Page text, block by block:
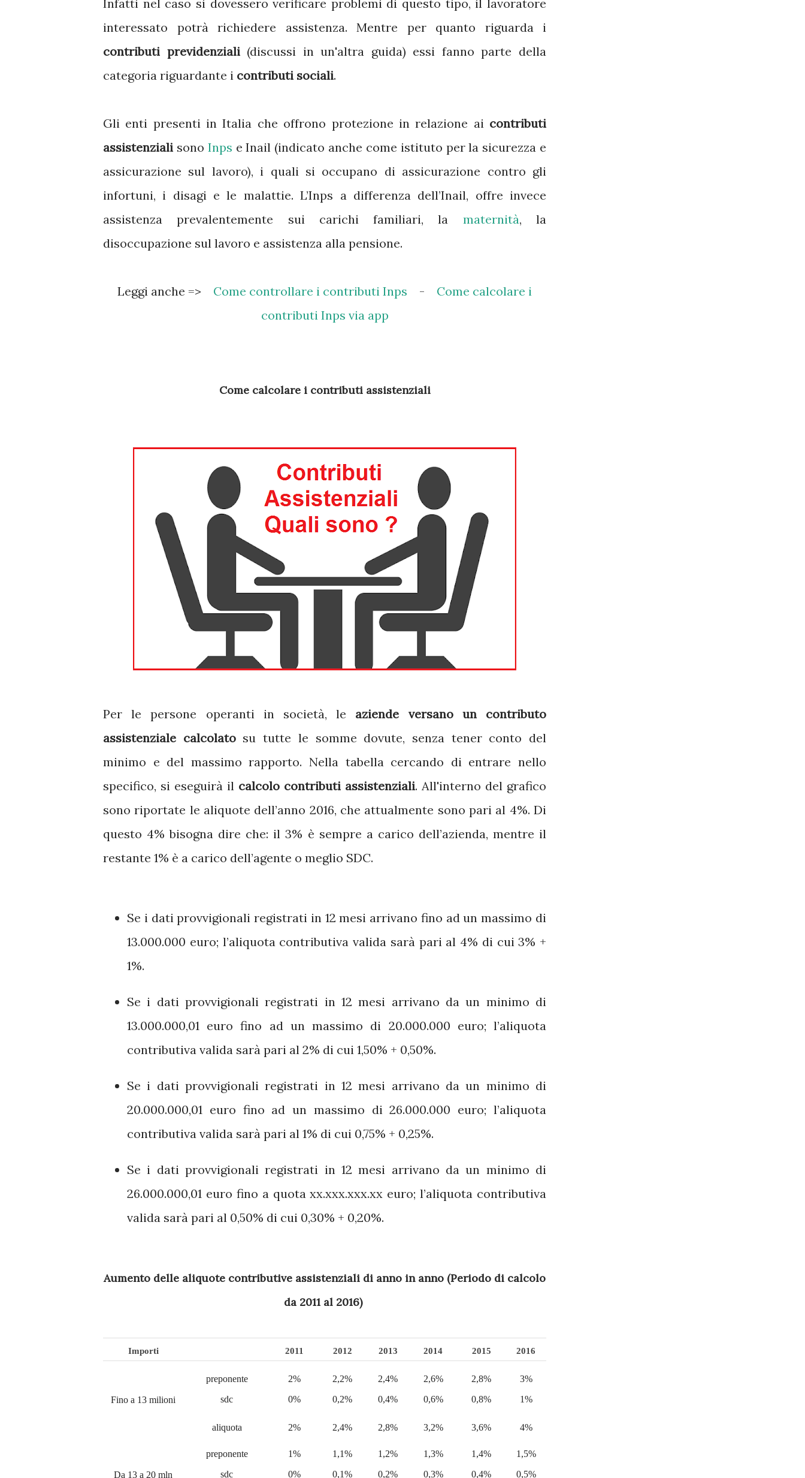
Infatti nel caso si dovessero verificare problemi di questo tipo, il lavoratore
interessato potrà richiedere assistenza. Mentre per quanto riguarda i
contributi previdenziali(discussi in un'altra guida) essi fanno parte della
categoria riguardante i contributi sociali.
Gli enti presenti in Italia che offrono protezione in relazione ai contributi
assistenziali sono Inps e Inail (indicato anche come istituto per la sicurezza e
assicurazione sul lavoro), i quali si occupano di assicurazione contro gli
infortuni, i disagi e le malattie. L’Inps a differenza dell’Inail, offre invece
assistenza prevalentemente sui carichi familiari, la maternità, la
disoccupazione sul lavoro e assistenza alla pensione.
Leggi anche => Come controllare i contributi Inps - Come calcolare i
contributi Inps via app
Come calcolare i contributi assistenziali
Per le persone operanti in società, le aziende versano un contributo
assistenziale calcolatosu tutte le somme dovute, senza tener conto del
minimo e del massimo rapporto. Nella tabella cercando di entrare nello
specifico, si eseguirà il calcolo contributi assistenziali. All'interno del grafico
sono riportate le aliquote dell’anno 2016, che attualmente sono pari al 4%. Di
questo 4% bisogna dire che: il 3% è sempre a carico dell’azienda, mentre il
restante 1% è a carico dell’agente o meglio SDC.
Se i dati provvigionali registrati in 12 mesi arrivano fino ad un massimo di
13.000.000 euro; l’aliquota contributiva valida sarà pari al 4% di cui 3% +
1%.
Se i dati provvigionali registrati in 12 mesi arrivano da un minimo di
13.000.000,01 euro fino ad un massimo di 20.000.000 euro; l’aliquota
contributiva valida sarà pari al 2% di cui 1,50% + 0,50%.
Se i dati provvigionali registrati in 12 mesi arrivano da un minimo di
20.000.000,01 euro fino ad un massimo di 26.000.000 euro; l’aliquota
contributiva valida sarà pari al 1% di cui 0,75% + 0,25%.
Se i dati provvigionali registrati in 12 mesi arrivano da un minimo di
26.000.000,01 euro fino a quota xx.xxx.xxx.xx euro; l’aliquota contributiva
valida sarà pari al 0,50% di cui 0,30% + 0,20%.
Aumento delle aliquote contributive assistenziali di anno in anno (Periodo di calcolo
da 2011 al 2016)
Importi 2011 2012 2013 2014 2015 2016
Fino a 13 milioni
preponente
sdc
2%
0%
2,2%
0,2%
2,4%
0,4%
2,6%
0,6%
2,8%
0,8%
3%
1%
aliquota 2% 2,4% 2,8% 3,2% 3,6% 4%
Da 13 a 20 mln
preponente
sdc
1%
0%
1,1%
0,1%
1,2%
0,2%
1,3%
0,3%
1,4%
0,4%
1,5%
0,5%